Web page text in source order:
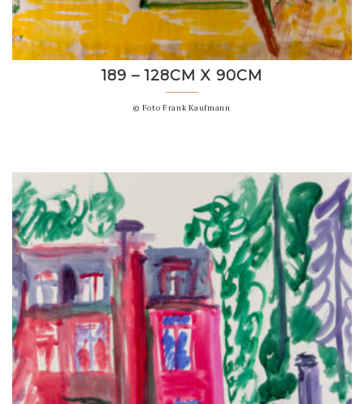
189 – 128CM X 90CM
© Foto Frank Kaufmann